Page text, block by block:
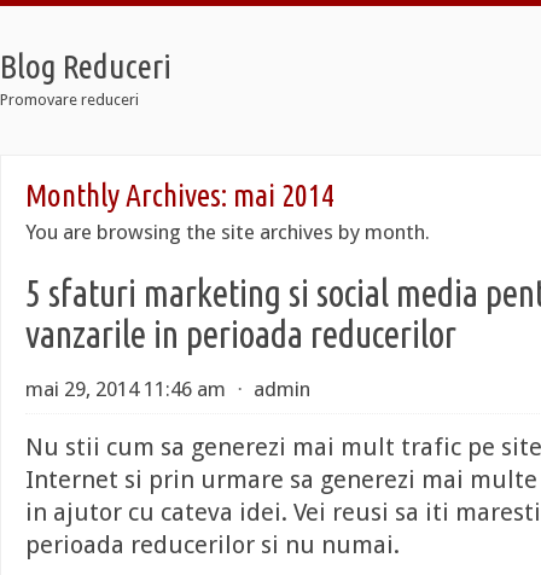
Blog Reduceri
Promovare reduceri
7
Monthly Archives: mai 2014
You are browsing the site archives by month.
5 sfaturi marketing si social media
vanzarile in perioada reducerilor
mai 29, 2014 11:46 am ⋅ admin
Nu stii cum sa generezi mai mult trafic pe
Internet si prin urmare sa generezi mai
in ajutor cu cateva idei. Vei reusi sa iti
perioada reducerilor si nu numai.